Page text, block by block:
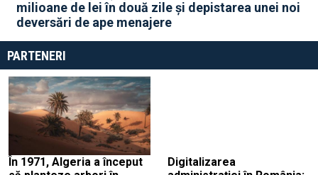
milioane de lei în două zile și depistarea unei noi
deversări de ape menajere
PARTENERI
În 1971, Algeria a început
Digitalizarea